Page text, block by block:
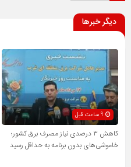
دیگر خبرها
کاهش ۳ درصدی نیاز مصرف برق کشور؛
خاموشی‌های بدون برنامه به حداقل رسید